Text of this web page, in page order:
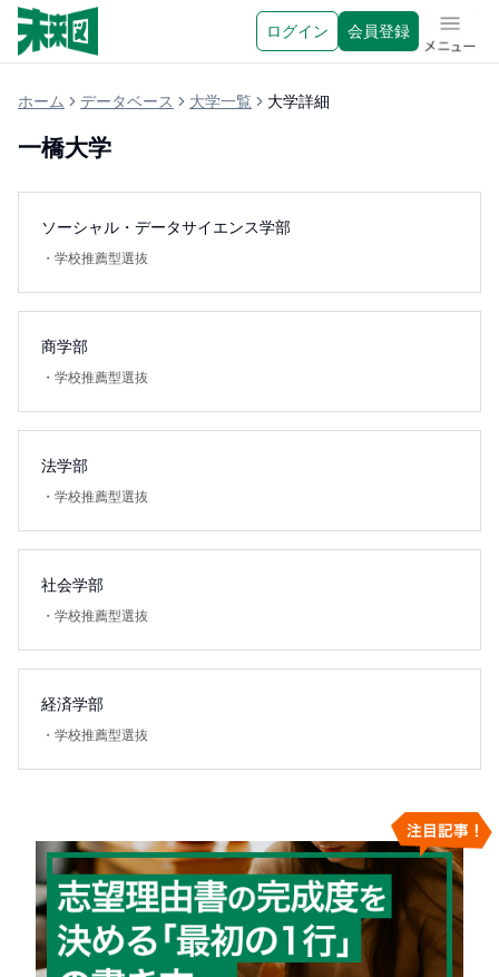
ログイン 会員登録 メニュ
ホーム データベース 大学一覧 大学詳細
一橋大学
ソーシャル・データサイエンス学部
・ 学校推薦型選抜
商学部
・ 学校推薦型選抜
法学部
・ 学校推薦型選抜
社会学部
・ 学校推薦型選抜
経済学部
・ 学校推薦型選抜